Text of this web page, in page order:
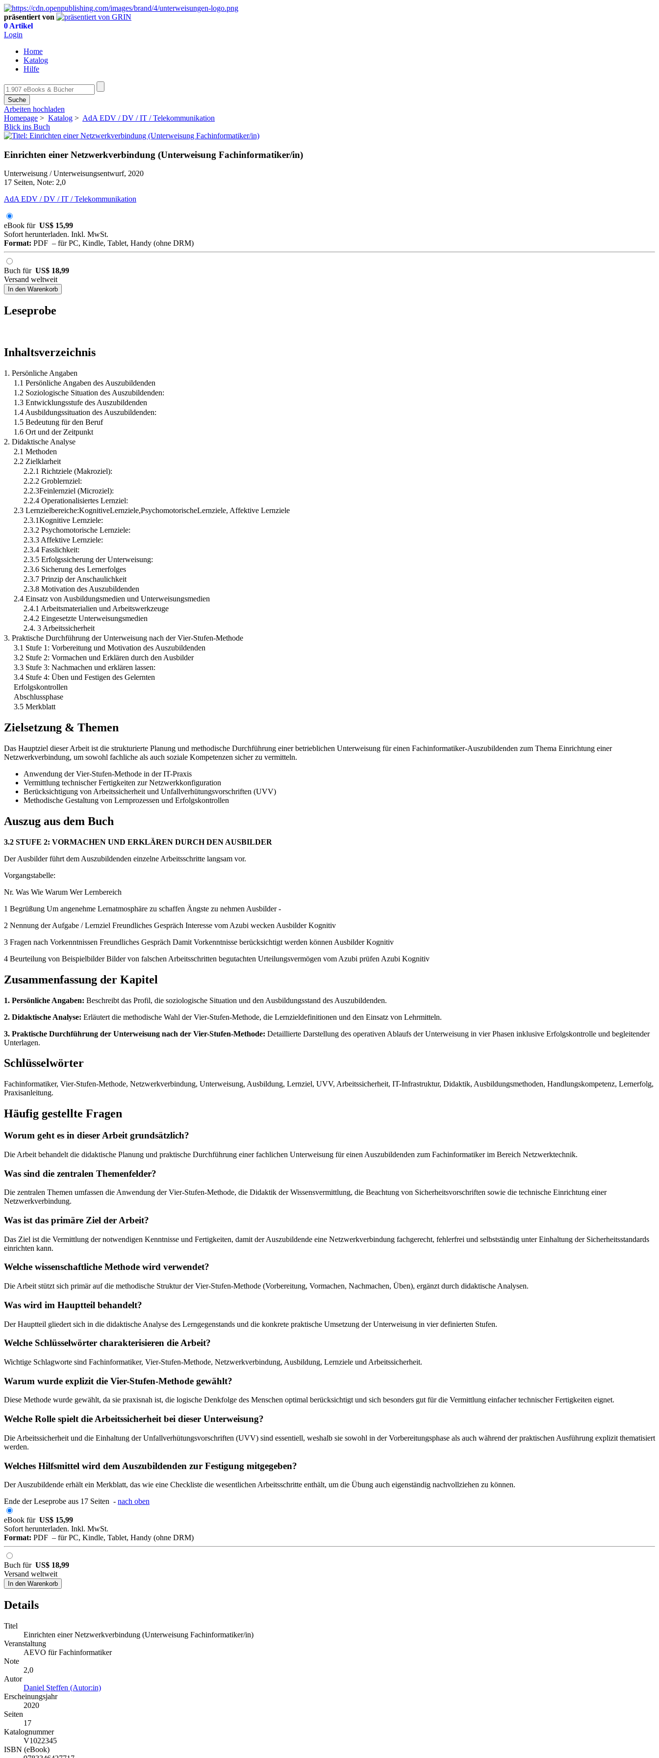
präsentiert von
0 Artikel
Login
Home
Katalog
Hilfe
Suche
Arbeiten hochladen
Homepage > Katalog > AdA EDV / DV / IT / Telekommunikation
Blick ins Buch
Einrichten einer Netzwerkverbindung (Unterweisung Fachinformatiker/in)
Unterweisung / Unterweisungsentwurf, 2020
17 Seiten, Note: 2,0
AdA EDV / DV / IT / Telekommunikation
eBook für US$ 15,99
Sofort herunterladen. Inkl. MwSt.
Format: PDF – für PC, Kindle, Tablet, Handy (ohne DRM)
Buch für US$ 18,99
Versand weltweit
In den Warenkorb
Leseprobe
Inhaltsverzeichnis
1. Persönliche Angaben
1.1 Persönliche Angaben des Auszubildenden
1.2 Soziologische Situation des Auszubildenden:
1.3 Entwicklungsstufe des Auszubildenden
1.4 Ausbildungssituation des Auszubildenden:
1.5 Bedeutung für den Beruf
1.6 Ort und der Zeitpunkt
2. Didaktische Analyse
2.1 Methoden
2.2 Zielklarheit
2.2.1 Richtziele (Makroziel):
2.2.2 Groblernziel:
2.2.3Feinlernziel (Microziel):
2.2.4 Operationalisiertes Lernziel:
2.3 Lernzielbereiche:KognitiveLernziele,PsychomotorischeLernziele, Affektive Lernziele
2.3.1Kognitive Lernziele:
2.3.2 Psychomotorische Lernziele:
2.3.3 Affektive Lernziele:
2.3.4 Fasslichkeit:
2.3.5 Erfolgssicherung der Unterweisung:
2.3.6 Sicherung des Lernerfolges
2.3.7 Prinzip der Anschaulichkeit
2.3.8 Motivation des Auszubildenden
2.4 Einsatz von Ausbildungsmedien und Unterweisungsmedien
2.4.1 Arbeitsmaterialien und Arbeitswerkzeuge
2.4.2 Eingesetzte Unterweisungsmedien
2.4. 3 Arbeitssicherheit
3. Praktische Durchführung der Unterweisung nach der Vier-Stufen-Methode
3.1 Stufe 1: Vorbereitung und Motivation des Auszubildenden
3.2 Stufe 2: Vormachen und Erklären durch den Ausbilder
3.3 Stufe 3: Nachmachen und erklären lassen:
3.4 Stufe 4: Üben und Festigen des Gelernten
Erfolgskontrollen
Abschlussphase
3.5 Merkblatt
Zielsetzung & Themen
Das Hauptziel dieser Arbeit ist die strukturierte Planung und methodische Durchführung einer betrieblichen Unterweisung für einen Fachinformatiker-Auszubildenden zum Thema Einrichtung einer
Netzwerkverbindung, um sowohl fachliche als auch soziale Kompetenzen sicher zu vermitteln.
Anwendung der Vier-Stufen-Methode in der IT-Praxis
Vermittlung technischer Fertigkeiten zur Netzwerkkonfiguration
Berücksichtigung von Arbeitssicherheit und Unfallverhütungsvorschriften (UVV)
Methodische Gestaltung von Lernprozessen und Erfolgskontrollen
Auszug aus dem Buch
3.2 STUFE 2: VORMACHEN UND ERKLÄREN DURCH DEN AUSBILDER
Der Ausbilder führt dem Auszubildenden einzelne Arbeitsschritte langsam vor.
Vorgangstabelle:
Nr. Was Wie Warum Wer Lernbereich
1 Begrüßung Um angenehme Lernatmosphäre zu schaffen Ängste zu nehmen Ausbilder -
2 Nennung der Aufgabe / Lernziel Freundliches Gespräch Interesse vom Azubi wecken Ausbilder Kognitiv
3 Fragen nach Vorkenntnissen Freundliches Gespräch Damit Vorkenntnisse berücksichtigt werden können Ausbilder Kognitiv
4 Beurteilung von Beispielbilder Bilder von falschen Arbeitsschritten begutachten Urteilungsvermögen vom Azubi prüfen Azubi Kognitiv
Zusammenfassung der Kapitel
1. Persönliche Angaben: Beschreibt das Profil, die soziologische Situation und den Ausbildungsstand des Auszubildenden.
2. Didaktische Analyse: Erläutert die methodische Wahl der Vier-Stufen-Methode, die Lernzieldefinitionen und den Einsatz von Lehrmitteln.
3. Praktische Durchführung der Unterweisung nach der Vier-Stufen-Methode: Detaillierte Darstellung des operativen Ablaufs der Unterweisung in vier Phasen inklusive Erfolgskontrolle und begleitender
Unterlagen.
Schlüsselwörter
Fachinformatiker, Vier-Stufen-Methode, Netzwerkverbindung, Unterweisung, Ausbildung, Lernziel, UVV, Arbeitssicherheit, IT-Infrastruktur, Didaktik, Ausbildungsmethoden, Handlungskompetenz, Lernerfolg,
Praxisanleitung.
Häufig gestellte Fragen
Worum geht es in dieser Arbeit grundsätzlich?
Die Arbeit behandelt die didaktische Planung und praktische Durchführung einer fachlichen Unterweisung für einen Auszubildenden zum Fachinformatiker im Bereich Netzwerktechnik.
Was sind die zentralen Themenfelder?
Die zentralen Themen umfassen die Anwendung der Vier-Stufen-Methode, die Didaktik der Wissensvermittlung, die Beachtung von Sicherheitsvorschriften sowie die technische Einrichtung einer
Netzwerkverbindung.
Was ist das primäre Ziel der Arbeit?
Das Ziel ist die Vermittlung der notwendigen Kenntnisse und Fertigkeiten, damit der Auszubildende eine Netzwerkverbindung fachgerecht, fehlerfrei und selbstständig unter Einhaltung der Sicherheitsstandards
einrichten kann.
Welche wissenschaftliche Methode wird verwendet?
Die Arbeit stützt sich primär auf die methodische Struktur der Vier-Stufen-Methode (Vorbereitung, Vormachen, Nachmachen, Üben), ergänzt durch didaktische Analysen.
Was wird im Hauptteil behandelt?
Der Hauptteil gliedert sich in die didaktische Analyse des Lerngegenstands und die konkrete praktische Umsetzung der Unterweisung in vier definierten Stufen.
Welche Schlüsselwörter charakterisieren die Arbeit?
Wichtige Schlagworte sind Fachinformatiker, Vier-Stufen-Methode, Netzwerkverbindung, Ausbildung, Lernziele und Arbeitssicherheit.
Warum wurde explizit die Vier-Stufen-Methode gewählt?
Diese Methode wurde gewählt, da sie praxisnah ist, die logische Denkfolge des Menschen optimal berücksichtigt und sich besonders gut für die Vermittlung einfacher technischer Fertigkeiten eignet.
Welche Rolle spielt die Arbeitssicherheit bei dieser Unterweisung?
Die Arbeitssicherheit und die Einhaltung der Unfallverhütungsvorschriften (UVV) sind essentiell, weshalb sie sowohl in der Vorbereitungsphase als auch während der praktischen Ausführung explizit thematisiert
werden.
Welches Hilfsmittel wird dem Auszubildenden zur Festigung mitgegeben?
Der Auszubildende erhält ein Merkblatt, das wie eine Checkliste die wesentlichen Arbeitsschritte enthält, um die Übung auch eigenständig nachvollziehen zu können.
Ende der Leseprobe aus 17 Seiten - nach oben
eBook für US$ 15,99
Sofort herunterladen. Inkl. MwSt.
Format: PDF – für PC, Kindle, Tablet, Handy (ohne DRM)
Buch für US$ 18,99
Versand weltweit
In den Warenkorb
Details
Titel
Einrichten einer Netzwerkverbindung (Unterweisung Fachinformatiker/in)
Veranstaltung
AEVO für Fachinformatiker
Note
2,0
Autor
Daniel Steffen (Autor:in)
Erscheinungsjahr
2020
Seiten
17
Katalognummer
V1022345
ISBN (eBook)